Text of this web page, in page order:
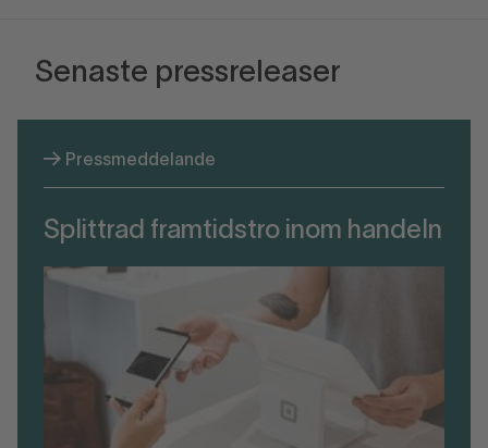
Senaste pressreleaser
Pressmeddelande
Splittrad framtidstro inom handeln